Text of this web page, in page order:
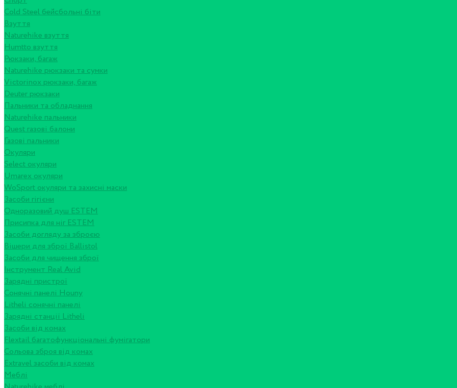
Cold Steel бейсбольні біти
Взуття
Naturehike взуття
Humtto взуття
Рюкзаки, багаж
Naturehike рюкзаки та сумки
Victorinox рюкзаки, багаж
Deuter рюкзаки
Пальники та обладнання
Naturehike пальники
Quest газові балони
Газові пальники
Окуляри
Select окуляри
Umarex окуляри
WoSport окуляри та захисні маски
Засоби гігієни
Одноразовий душ ESTEM
Присипка для ніг ESTEM
Засоби догляду за зброєю
Вішери для зброї Ballistol
Засоби для чищення зброї
Інструмент Real Avid
Зарядні пристрої
Сонячні панелі Houny
Litheli сонячні панелі
Зарядні станції Litheli
Засоби від комах
Flextail багатофункціональні фумігатори
Сольова зброя від комах
Extravel засоби від комах
Меблі